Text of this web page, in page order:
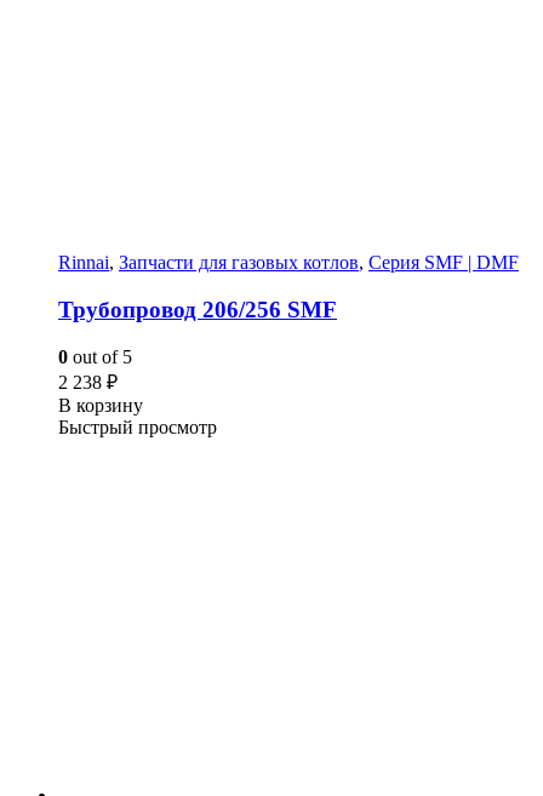
Rinnai, Запчасти для газовых котлов, Серия SMF | DMF
Трубопровод 206/256 SMF
0 out of 5
2 238 ₽
В корзину
Быстрый просмотр